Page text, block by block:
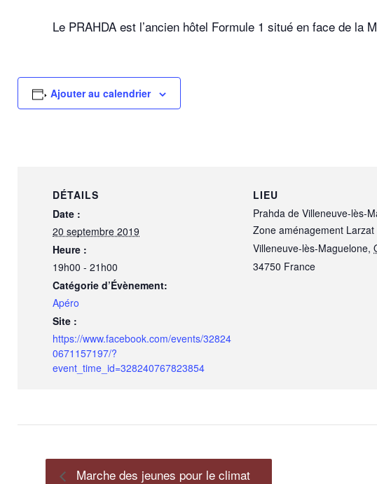
Le PRAHDA est l’ancien hôtel Formule 1 situé en face de la
Ajouter au calendrier
DÉTAILS
Date :
20 septembre 2019
Heure :
19h00 - 21h00
Catégorie d’Évènement:
Apéro
Site :
https://www.facebook.com/events/32824
0671157197/?
event_time_id=328240767823854
LIEU
Prahda de Villeneuve-lès-
Zone aménagement Larzat
Villeneuve-lès-Maguelone,
34750 France
Marche des jeunes pour le climat